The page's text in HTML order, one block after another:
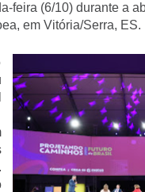
feira (6/10) durante a
em Vitória/Serra, ES.